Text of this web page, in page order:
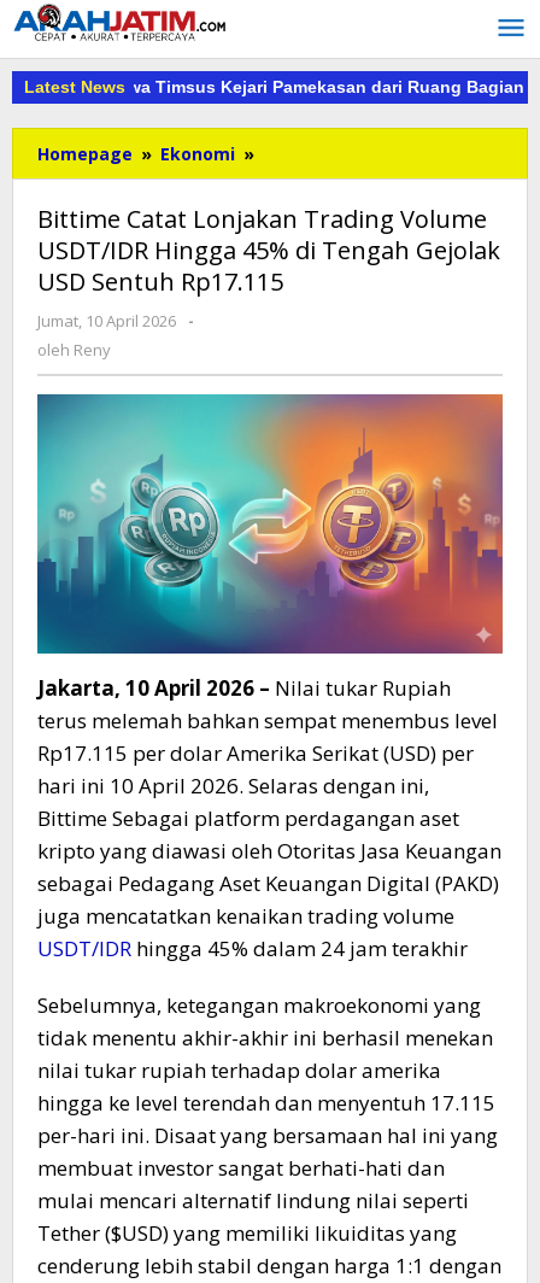
Lewati
ke
konten
Latest News
Dibawa Timsus Kejari Pamekasan dari Ruang Bagian
Homepage » Ekonomi »
Catat
Trading
Volume
USDT/IDR
Tengah
Gejolak
Rp17.115
Bittime Catat Lonjakan Trading Volume
USDT/IDR Hingga 45% di Tengah Gejolak
USD Sentuh Rp17.115
Jumat, 10 April 2026
oleh
-
oleh Reny
Jakarta, 10 April 2026 – Nilai tukar Rupiah
terus melemah bahkan sempat menembus level
Rp17.115 per dolar Amerika Serikat (USD) per
hari ini 10 April 2026. Selaras dengan ini,
Bittime Sebagai platform perdagangan aset
kripto yang diawasi oleh Otoritas Jasa Keuangan
sebagai Pedagang Aset Keuangan Digital (PAKD)
juga mencatatkan kenaikan trading volume
USDT/IDR hingga 45% dalam 24 jam terakhir
Sebelumnya, ketegangan makroekonomi yang
tidak menentu akhir-akhir ini berhasil menekan
nilai tukar rupiah terhadap dolar amerika
hingga ke level terendah dan menyentuh 17.115
per-hari ini. Disaat yang bersamaan hal ini yang
membuat investor sangat berhati-hati dan
mulai mencari alternatif lindung nilai seperti
Tether ($USD) yang memiliki likuiditas yang
cenderung lebih stabil dengan harga 1:1 dengan